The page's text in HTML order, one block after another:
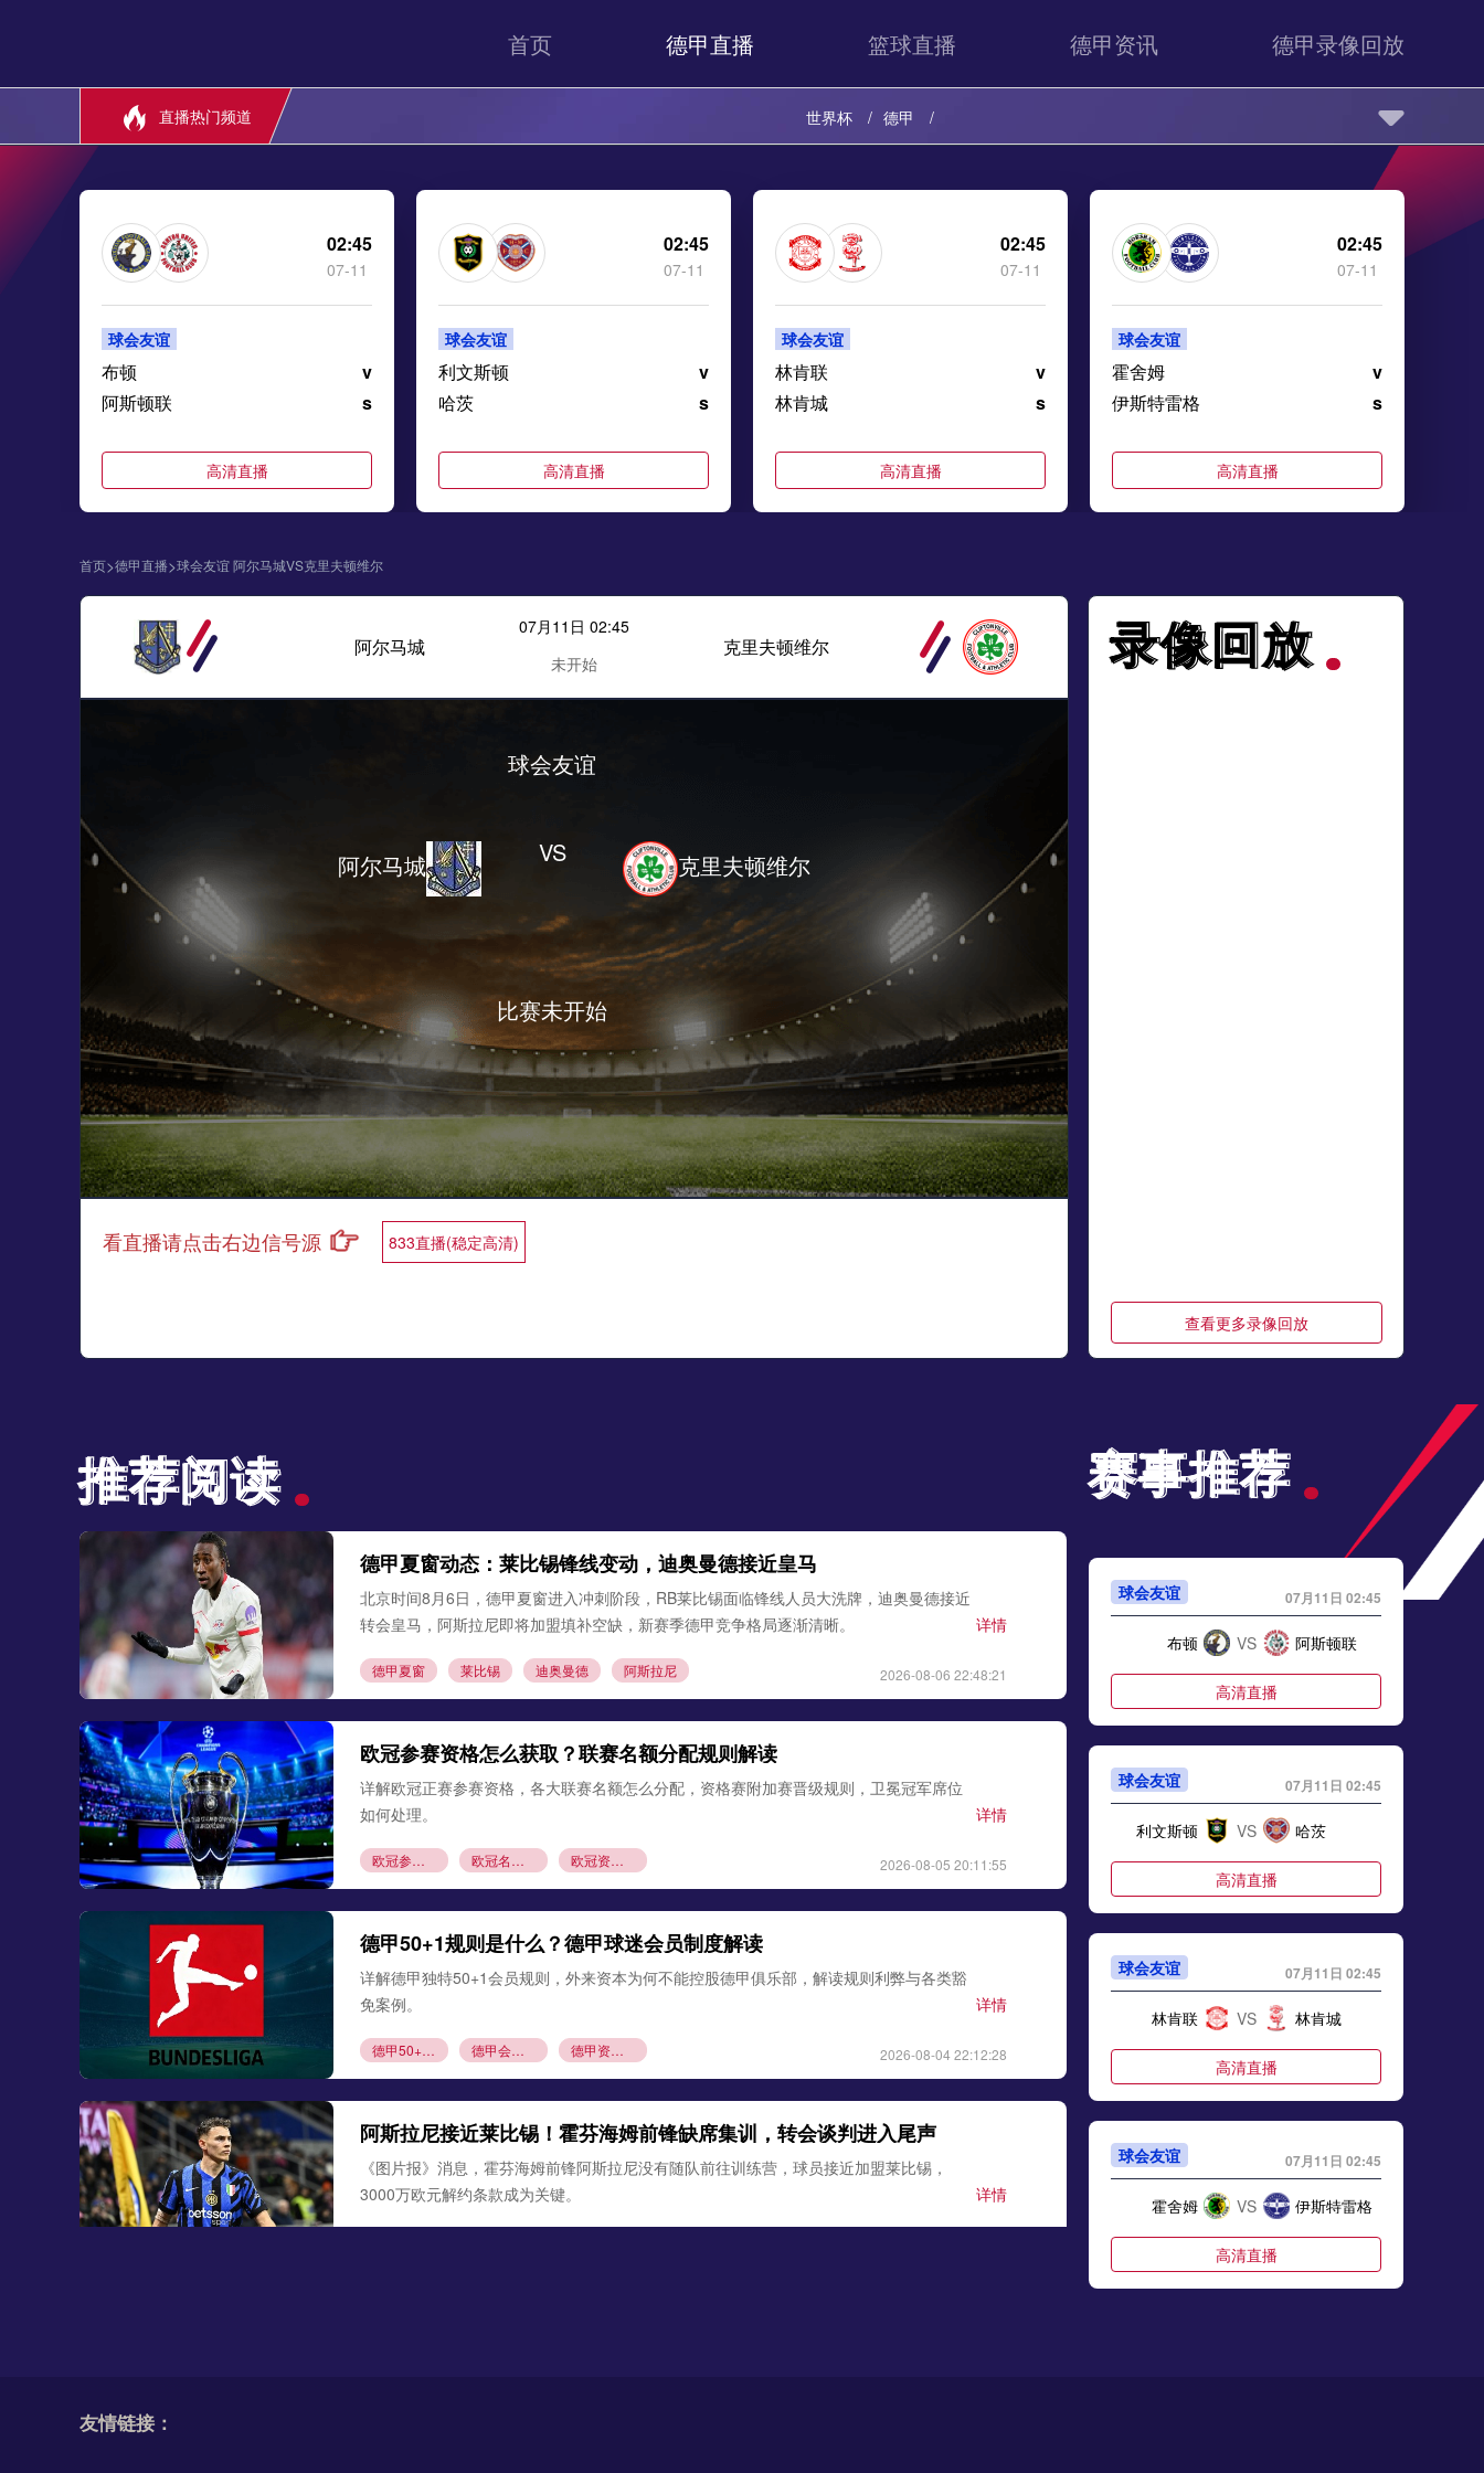
首页 德甲直播 篮球直播 德甲资讯 德甲录像回放
直播热门频道 世界杯 德甲
02:45
07-11
球会友谊
布顿
v
阿斯顿联
s
高清直播
02:45
07-11
球会友谊
利文斯顿
v
哈茨
s
高清直播
02:45
07-11
球会友谊
林肯联
v
林肯城
s
高清直播
02:45
07-11
球会友谊
霍舍姆
v
伊斯特雷格
s
高清直播
首页>德甲直播>球会友谊 阿尔马城VS克里夫顿维尔
阿尔马城
07月11日 02:45
未开始
克里夫顿维尔
阿尔马城
球会友谊
VS
比赛未开始
克里夫顿维尔
看直播请点击右边信号源 833直播(稳定高清)
录像回放
录像回放
查看更多录像回放
推荐阅读
推荐阅读
德甲夏窗动态：莱比锡锋线变动，迪奥曼德接近皇马
北京时间8月6日，德甲夏窗进入冲刺阶段，RB莱比锡面临锋线人员大洗牌，迪奥曼德接近
转会皇马，阿斯拉尼即将加盟填补空缺，新赛季德甲竞争格局逐渐清晰。
详情
德甲夏窗 莱比锡 迪奥曼德 阿斯拉尼 2026-08-06 22:48:21
欧冠参赛资格怎么获取？联赛名额分配规则解读
详解欧冠正赛参赛资格，各大联赛名额怎么分配，资格赛附加赛晋级规则，卫冕冠军席位
如何处理。
详情
欧冠参赛资格 欧冠名额分配 欧冠资格赛规则 2026-08-05 20:11:55
德甲50+1规则是什么？德甲球迷会员制度解读
详解德甲独特50+1会员规则，外来资本为何不能控股德甲俱乐部，解读规则利弊与各类豁
免案例。
详情
德甲50+1规则 德甲会员制 德甲资本规则 2026-08-04 22:12:28
阿斯拉尼接近莱比锡！霍芬海姆前锋缺席集训，转会谈判进入尾声
《图片报》消息，霍芬海姆前锋阿斯拉尼没有随队前往训练营，球员接近加盟莱比锡，
3000万欧元解约条款成为关键。
详情
赛事推荐
赛事推荐
球会友谊 07月11日 02:45
布顿 VS 阿斯顿联
高清直播
球会友谊 07月11日 02:45
利文斯顿 VS 哈茨
高清直播
球会友谊 07月11日 02:45
林肯联 VS 林肯城
高清直播
球会友谊 07月11日 02:45
霍舍姆 VS 伊斯特雷格
高清直播
友情链接：